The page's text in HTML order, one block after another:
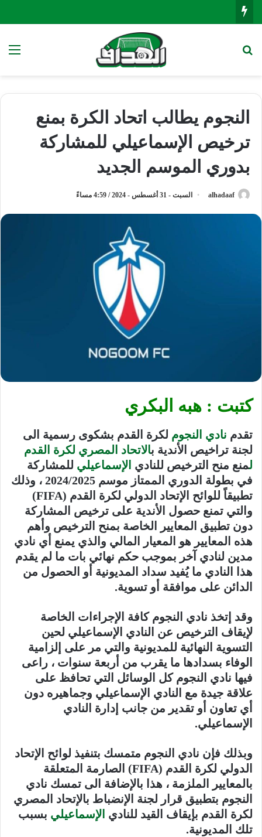
النجوم يطالب اتحاد الكرة بمنع
ترخيص الإسماعيلي للمشاركة
بدوري الموسم الجديد
alhadaaf السبت - 31 أغسطس - 2024 / 4:59 مساءً
كتبت : هبه البكري
تقدم نادي النجوم لكرة القدم بشكوى رسمية الى
لجنة تراخيص الأندية بالاتحاد المصري لكرة القدم
لمنع منح الترخيص للنادي الإسماعيلي للمشاركة
في بطولة الدوري الممتاز موسم 2024/2025 ، وذلك
تطبيقاً للوائح الإتحاد الدولي لكرة القدم (FIFA)
والتي تمنع حصول الأندية على ترخيص المشاركة
دون تطبيق المعايير الخاصة بمنح الترخيص وأهم
هذه المعايير هو المعيار المالي والذي يمنع أي نادي
مدين لنادي آخر بموجب حكم نهائي بات ما لم يقدم
هذا النادي ما يُفيد سداد المديونية أو الحصول من
الدائن على موافقة أو تسوية.
وقد إتخذ نادي النجوم كافة الإجراءات الخاصة
لإيقاف الترخيص عن النادي الإسماعيلي لحين
التسوية النهائية للمديونية والتي مر على إلزامية
الوفاء بسدادها ما يقرب من أربعة سنوات ، راعى
فيها نادي النجوم كل الوسائل التي تحافظ على
علاقة جيدة مع النادي الإسماعيلي وجماهيره دون
أي تعاون أو تقدير من جانب إدارة النادي
الإسماعيلي.
وبذلك فإن نادي النجوم متمسك بتنفيذ لوائح الإتحاد
الدولي لكرة القدم (FIFA) الصارمة المتعلقة
بالمعايير الملزمة ، هذا بالإضافة الى تمسك نادي
النجوم بتطبيق قرار لجنة الإنضباط بالإتحاد المصري
لكرة القدم بإيقاف القيد للنادي الإسماعيلي بسبب
تلك المديونية.